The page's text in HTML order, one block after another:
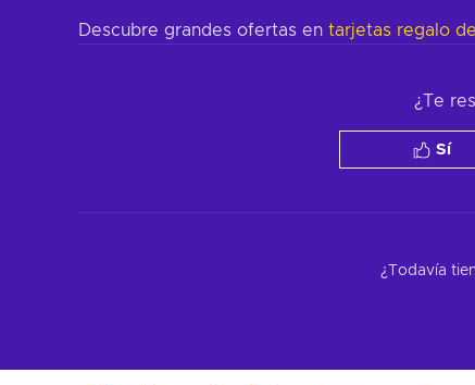
Descubre grandes ofertas en tarjetas regalo
¿Te
Sí
¿Todavía